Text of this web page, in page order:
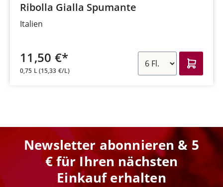
Ribolla Gialla Spumante
Italien
11,50 €*
0,75 L(15,33 €/L)
Newsletter abonnieren & 5
€ für Ihren nächsten
Einkauf erhalten